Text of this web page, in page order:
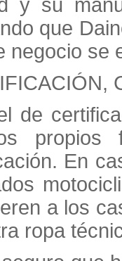
y su
que
negocio se
de
propios
En
a los
ropa